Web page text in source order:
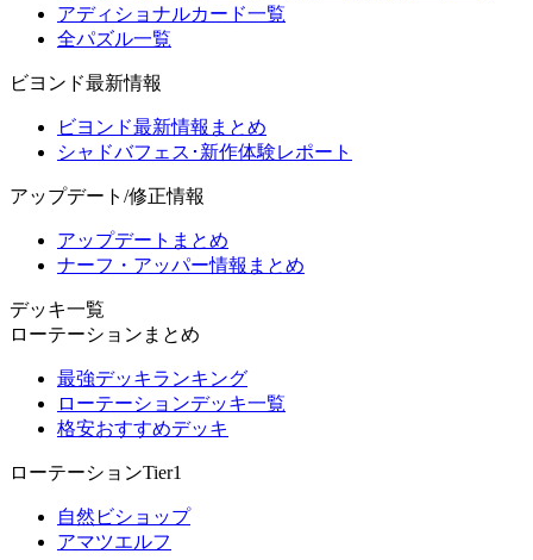
アディショナルカード一覧
全パズル一覧
ビヨンド最新情報
ビヨンド最新情報まとめ
シャドバフェス･新作体験レポート
アップデート/修正情報
アップデートまとめ
ナーフ・アッパー情報まとめ
デッキ一覧
ローテーションまとめ
最強デッキランキング
ローテーションデッキ一覧
格安おすすめデッキ
ローテーションTier1
自然ビショップ
アマツエルフ